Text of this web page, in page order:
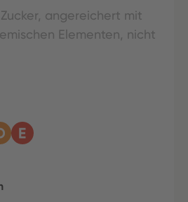
angereichert mit
Elementen, nicht